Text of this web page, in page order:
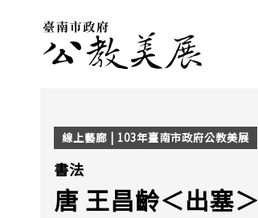
線上藝廊 | 103年臺南市政府公教美展
書法
唐 王昌齡＜出塞＞